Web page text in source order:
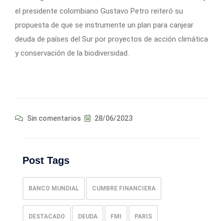
el presidente colombiano Gustavo Petro reiteró su
propuesta de que se instrumente un plan para canjear
deuda de países del Sur por proyectos de acción climática
y conservación de la biodiversidad.
Sin comentarios 28/06/2023
Post Tags
BANCO MUNDIAL CUMBRE FINANCIERA
DESTACADO DEUDA FMI PARIS